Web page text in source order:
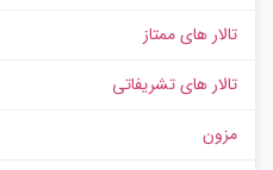
تالار های ممتاز
تالار های تشریفاتی
مزون